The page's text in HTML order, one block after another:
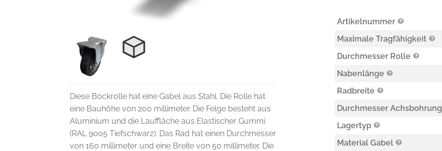
Diese Bockrolle hat eine Gabel aus Stahl. Die Rolle hat
eine Bauhöhe von 200 millimeter. Die Felge besteht aus
Aluminium und die Lauffläche aus Elastischer Gummi
(RAL 9005 Tiefschwarz). Das Rad hat einen Durchmesser
von 160 millimeter und eine Breite von 50 millimeter. Die
Artikelnummer
Maximale Tragfähigkeit
Durchmesser Rolle
Nabenlänge
Radbreite
Durchmesser Achsbohrung
Lagertyp
Material Gabel